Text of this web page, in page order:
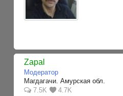
Zapal
Модератор
Магдагачи. Амурская обл.
7.5K
4.7K